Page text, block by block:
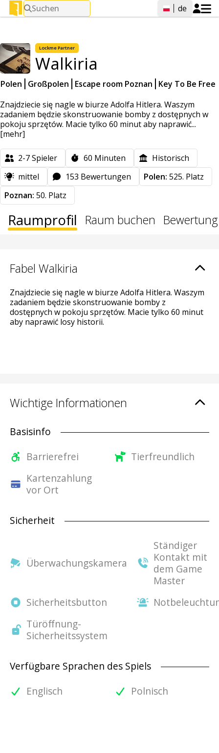
Suchen de
LockmePartner
Walkiria
Polen Großpolen Escape room Poznan
Key To Be Free
Znajdziecie się nagle w biurze Adolfa Hitlera. Waszym
zadaniem będzie skonstruowanie bomby z dostępnych w
pokoju sprzętów. Macie tylko 60 minut aby naprawić...
[mehr]
2-7Spieler 60 Minuten
Historisch
mittel
153 Bewertungen Polen: 525. Platz
Poznan: 50. Platz
Raumprofil Raum buchen
Fabel Walkiria
Znajdziecie się nagle w biurze Adolfa Hitlera. Waszym
zadaniem będzie skonstruowanie bomby z
dostępnych w pokoju sprzętów. Macie tylko 60 minut
aby naprawić losy historii.
Wichtige Informationen
Basisinfo
Barrierefrei
Tierfreundlich
Kartenzahlung
vor Ort
Sicherheit
Überwachungskamera
Ständiger
Kontakt mit
dem Game
Master
Sicherheitsbutton
Türöffnung-
Sicherheitssystem
Verfügbare Sprachen des Spiels
Englisch
Polnisch